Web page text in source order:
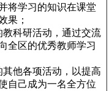
将学习的知识在课堂
果；
科研活动，通过交流
全区的优秀教师学习
他各项活动，以提高
自己成为一名全方位